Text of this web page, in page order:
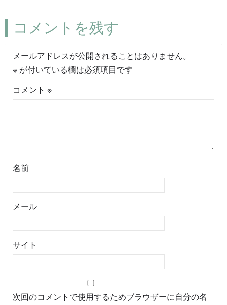
コメントを残す
メールアドレスが公開されることはありません。
※が付いている欄は必須項目です
コメント ※
名前
メール
サイト
次回のコメントで使用するためブラウザーに自分の名